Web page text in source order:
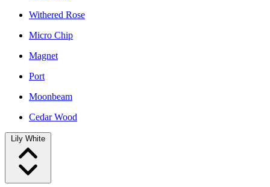
Withered Rose
Micro Chip
Magnet
Port
Moonbeam
Cedar Wood
Lily White